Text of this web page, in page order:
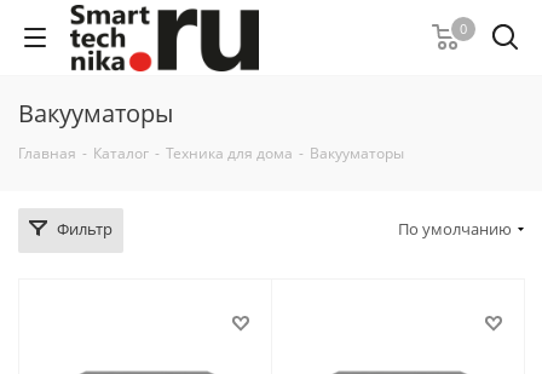
0
Вакууматоры
Главная - Каталог - Техника для дома - Вакууматоры
Фильтр По умолчанию